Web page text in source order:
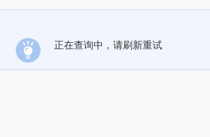
正在查询中，请刷新重试